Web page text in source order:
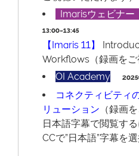
Imarisウェビナー
13:00~13:45
【Imaris 11】
Workflows（録画をご
OI Academy 2025年
コネクティビティ
リューション （録画
日本語字幕で閲覧す
CCで”日本語”字幕を